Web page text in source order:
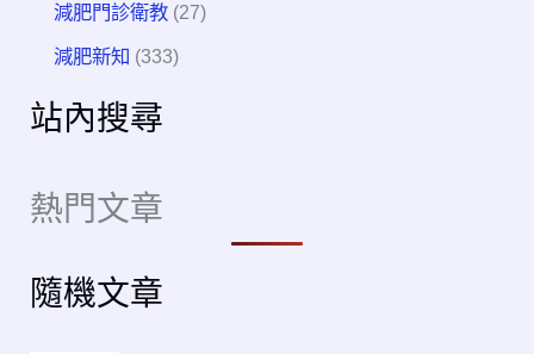
減肥門診衛教 (27)
減肥新知 (333)
站內搜尋
熱門文章
隨機文章